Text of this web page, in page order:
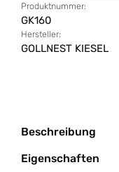
Produktnummer:
GK160
Hersteller:
GOLLNEST KIESEL
Beschreibung
Eigenschaften